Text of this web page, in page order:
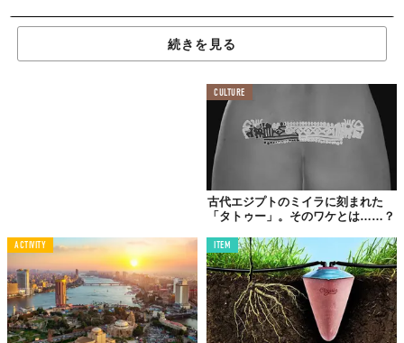
Teasing out the secret recipes for mummification in ancient
— Ars Technica (@arstechnica) February 1, 2023
©Ars Technica / Twitter
まずは制作のステップを書き出してみよう。
死体を寝かせ、心臓以外の内蔵を取り除く
体腔をヤシ酒で洗い、香料植物やスパイス、炭酸塩
硬鉱物のナトロンを含んだ袋を体内に残し体を縫い
付ける
40日間体を乾燥させ、乾いた内蔵を容器に保管する
（体腔に戻すことも）
リネンの布を乾燥した体に何重にも巻きつける。こ
続きを見る
CULTURE
古代エジプトのミイラに刻まれた
「タトゥー」。そのワケとは……？
ACTIVITY ITEM